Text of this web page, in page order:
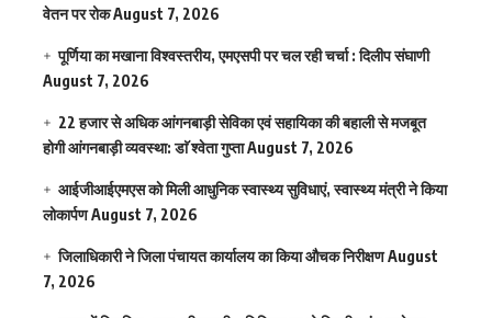
वेतन पर रोकAugust 7, 2026
पूर्णिया का मखाना विश्वस्तरीय, एमएसपी पर चल रही चर्चा : दिलीप संघाणी
August 7, 2026
22 हजार से अधिक आंगनबाड़ी सेविका एवं सहायिका की बहाली से मजबूत
होगी आंगनबाड़ी व्यवस्था: डाॅ श्वेता गुप्ताAugust 7, 2026
आईजीआईएमएस काे मिली आधुनिक स्वास्थ्य सुविधाएं, स्वास्थ्य मंत्री ने किया
लोकार्पणAugust 7, 2026
जिलाधिकारी ने जिला पंचायत कार्यालय का किया औचक निरीक्षणAugust
7, 2026